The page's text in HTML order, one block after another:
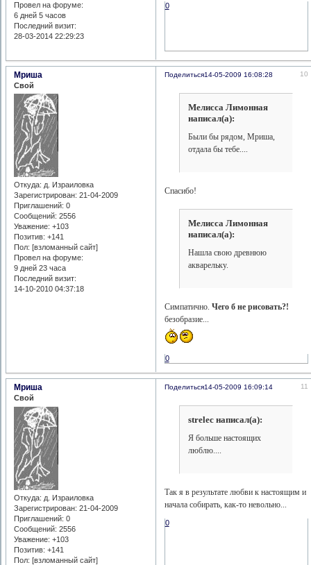
Провел на форуме:
6 дней 5 часов
Последний визит:
28-03-2014 22:29:23
0
Поделиться 10
14-05-2009 16:08:28
Мриша
Свой
Откуда: д. Израиловка
Зарегистрирован: 21-04-2009
Приглашений: 0
Сообщений: 2556
Уважение: +103
Позитив: +141
Пол: [взломанный сайт]
Провел на форуме:
9 дней 23 часа
Последний визит:
14-10-2010 04:37:18
Мелисса Лимонная
написал(а):
Были бы рядом, Мриша,
отдала бы тебе....
Спасибо!
Мелисса Лимонная
написал(а):
Нашла свою древнюю
акварельку.
Симпатично. Чего б не рисовать?!
безобразие...
0
Поделиться 11
14-05-2009 16:09:14
Мриша
Свой
Откуда: д. Израиловка
Зарегистрирован: 21-04-2009
Приглашений: 0
Сообщений: 2556
Уважение: +103
Позитив: +141
Пол: [взломанный сайт]
strelec написал(а):
Я больше настоящих
люблю....
Так я в результате любви к настоящим и
начала собирать, как-то невольно...
0